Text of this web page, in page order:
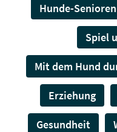
Hunde-Senioren
Spiel
Mit dem Hund
Erziehung
Gesundheit